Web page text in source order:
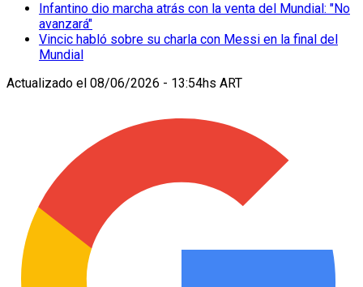
Infantino dio marcha atrás con la venta del Mundial: "No
avanzará"
Vincic habló sobre su charla con Messi en la final del
Mundial
Actualizado el 08/06/2026 - 13:54hs ART